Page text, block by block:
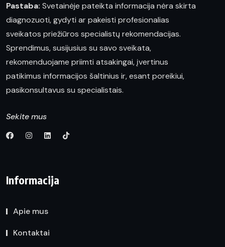
Pastaba: Svetainėje pateikta informacija nėra skirta
diagnozuoti, gydyti ar pakeisti profesionalias
sveikatos priežiūros specialistų rekomendacijas.
Sprendimus, susijusius su savo sveikata,
rekomenduojame priimti atsakingai, įvertinus
patikimus informacijos šaltinius ir, esant poreikiui,
pasikonsultavus su specialistais.
Sekite mus
Informacija
Apie mus
Kontaktai